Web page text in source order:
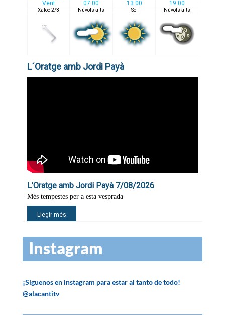
Instagram
¡Síguenos en instagram para estar al tanto de todo!
@alacantitv